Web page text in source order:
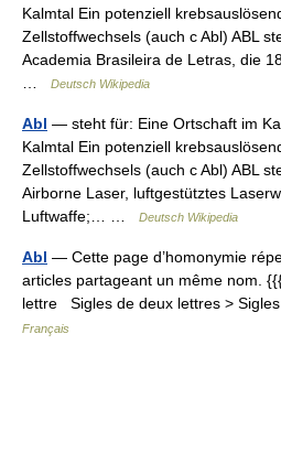
Kalmtal Ein potenziell
Zellstoffwechsels (auch c Abl) ABL
Academia Brasileira de Letras, die
Deutsch Wikipedia
Abl — steht für: Eine Ortschaft im
Kalmtal Ein potenziell
Zellstoffwechsels (auch c Abl) ABL
Airborne Laser, luftgestütztes
Luftwaffe;… …
Deutsch Wikipedia
Abl — Cette page d’homonymie
articles partageant un même nom.
lettre Sigles de deux lettres >
Français